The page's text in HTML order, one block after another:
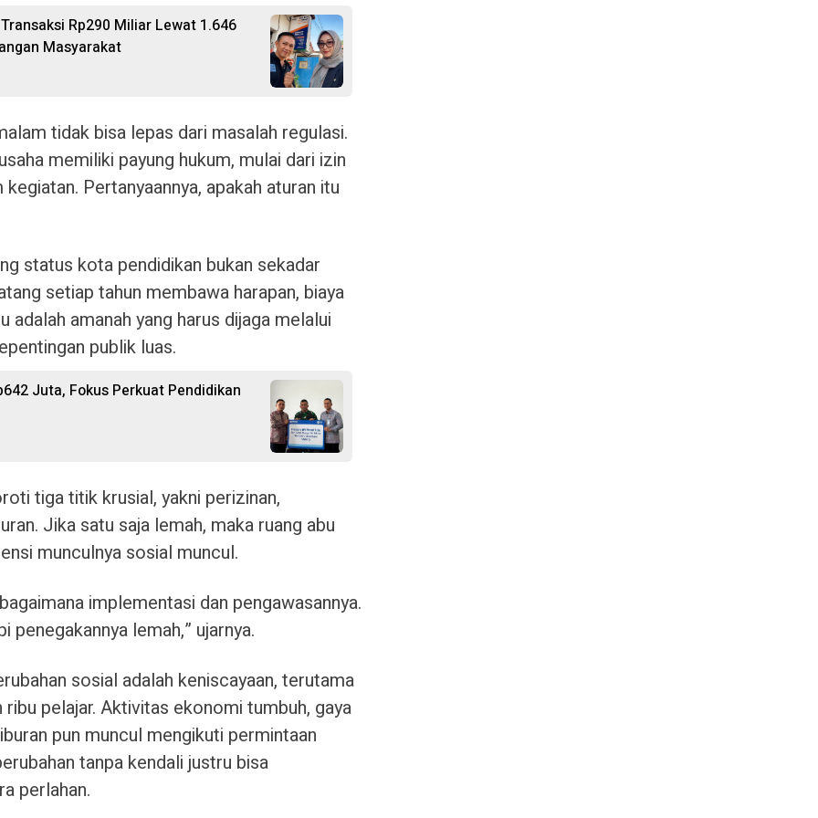
Rp290 Miliar Lewat 1.646
Masyarakat
tidak bisa lepas dari masalah regulasi.
memiliki payung hukum, mulai dari izin
Pertanyaannya, apakah aturan itu
status kota pendidikan bukan sekadar
setiap tahun membawa harapan, biaya
adalah amanah yang harus dijaga melalui
publik luas.
Juta, Fokus Perkuat Pendidikan
tiga titik krusial, yakni perizinan,
Jika satu saja lemah, maka ruang abu
munculnya sosial muncul.
implementasi dan pengawasannya.
penegakannya lemah,” ujarnya.
sosial adalah keniscayaan, terutama
pelajar. Aktivitas ekonomi tumbuh, gaya
pun muncul mengikuti permintaan
tanpa kendali justru bisa
perlahan.